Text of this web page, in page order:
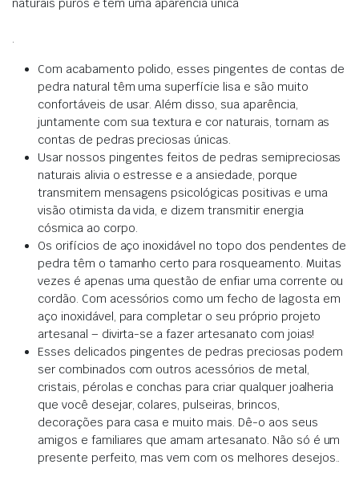
naturais puros e tem uma aparência única
.
Com acabamento polido, esses pingentes de contas de
pedra natural têm uma superfície lisa e são muito
confortáveis ​​de usar.Além disso, sua aparência,
juntamente com sua textura e cor naturais, tornam as
contas de pedras preciosas únicas.
Usar nossos pingentes feitos de pedras semipreciosas
naturais alivia o estresse e a ansiedade, porque
transmitem mensagens psicológicas positivas e uma
visão otimista da vida, e dizem transmitir energia
cósmica ao corpo.
Os orifícios de aço inoxidável no topo dos pendentes de
pedra têm o tamanho certo para rosqueamento. Muitas
vezes é apenas uma questão de enfiar uma corrente ou
cordão. Com acessórios como um fecho de lagosta em
aço inoxidável, para completar o seu próprio projeto
artesanal – divirta-se a fazer artesanato com joias!
Esses delicados pingentes de pedras preciosas podem
ser combinados com outros acessórios de metal,
cristais, pérolas e conchas para criar qualquer joalheria
que você desejar, colares, pulseiras, brincos,
decorações para casa e muito mais. Dê-o aos seus
amigos e familiares que amam artesanato. Não só é um
presente perfeito, mas vem com os melhores desejos..